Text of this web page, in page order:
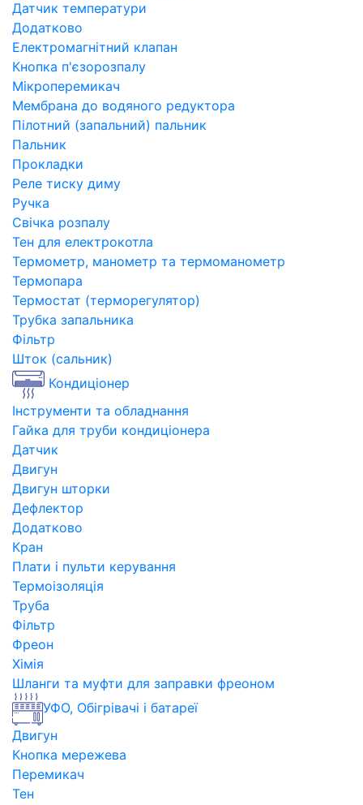
Датчик температури
Додатково
Електромагнітний клапан
Кнопка п'єзорозпалу
Мікроперемикач
Мембрана до водяного редуктора
Пілотний (запальний) пальник
Пальник
Прокладки
Реле тиску диму
Ручка
Свічка розпалу
Тен для електрокотла
Термометр, манометр та термоманометр
Термопара
Термостат (терморегулятор)
Трубка запальника
Фільтр
Шток (сальник)
Кондиціонер
Інструменти та обладнання
Гайка для труби кондиціонера
Датчик
Двигун
Двигун шторки
Дефлектор
Додатково
Кран
Плати і пульти керування
Термоізоляція
Труба
Фільтр
Фреон
Хімія
Шланги та муфти для заправки фреоном
УФО, Обігрівачі і батареї
Двигун
Кнопка мережева
Перемикач
Тен